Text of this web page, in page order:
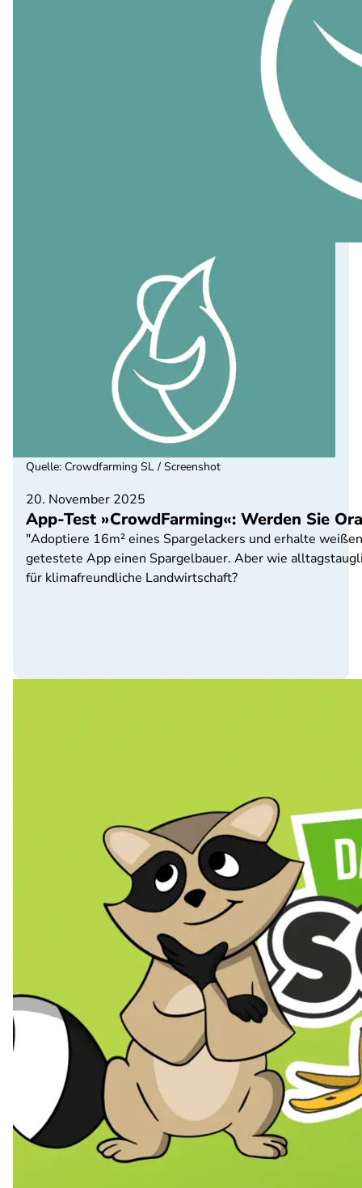
20. November 2025
App-Test »CrowdFarming«: Werden Sie
"Adoptiere 16m² eines Spargelackers und erhalte
getestete App einen Spargelbauer. Aber wie
für klimafreundliche Landwirtschaft?
Quelle: Crowdfarming SL / Screenshot